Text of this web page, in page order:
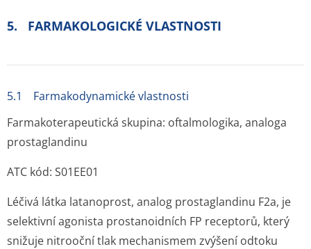
5. FARMAKOLOGICKÉ VLASTNOSTI
5.1 Farmakodynamické vlastnosti
Farmakoterapeutická skupina: oftalmologika, analoga
prostaglandinu
ATC kód: S01EE01
Léčivá látka latanoprost, analog prostaglandinu F2a, je
selektivní agonista prostanoidních FP receptorů, který
snižuje nitrooční tlak mechanismem zvýšení odtoku